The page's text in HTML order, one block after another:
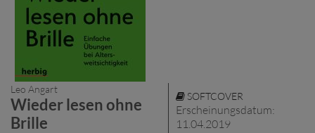
Leo Angart
Wieder lesen ohne
Brille
SOFTCOVER
Erscheinungsdatum:
11.04.2019